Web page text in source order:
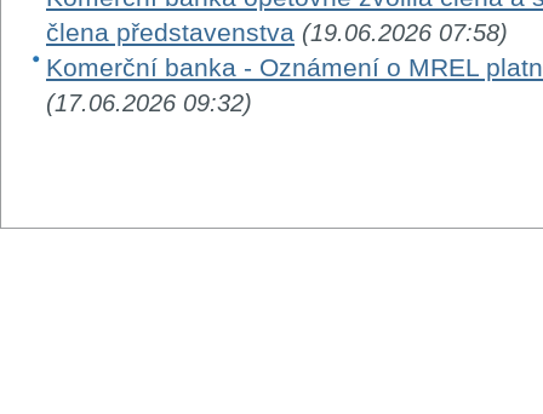
člena představenstva (19.06.2026 07:58)
Komerční banka - Oznámení o MREL
(17.06.2026 09:32)